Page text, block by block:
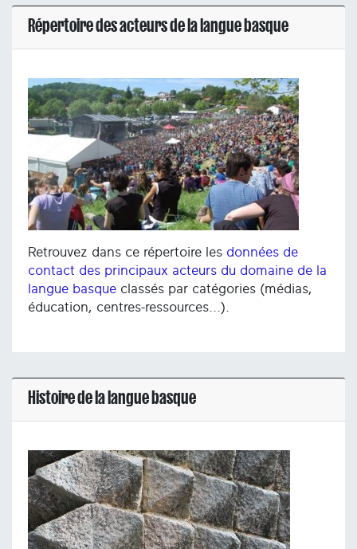
Répertoire des acteurs de la langue basque
Retrouvez dans ce répertoire les données de
contact des principaux acteurs du domaine de la
langue basque classés par catégories (médias,
éducation, centres-ressources...).
Histoire de la langue basque